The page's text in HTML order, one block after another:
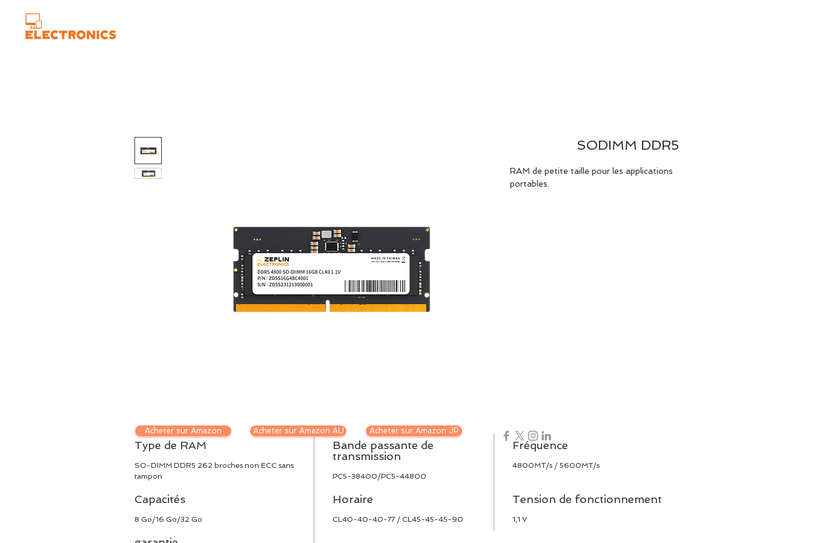
SODIMM DDR5
RAM de petite taille pour les applications
portables.
Type de RAM
SO-DIMM DDR5 262 broches non ECC sans
tampon
Bande passante de
transmission
PC5-38400/PC5-44800
Fréquence
4800MT/s / 5600MT/s
Capacités
8 Go/16 Go/32 Go
Horaire
CL40-40-40-77 / CL45-45-45-90
Tension de fonctionnement
1,1 V
Acheter sur Amazon Acheter sur Amazon AU Acheter sur Amazon JP